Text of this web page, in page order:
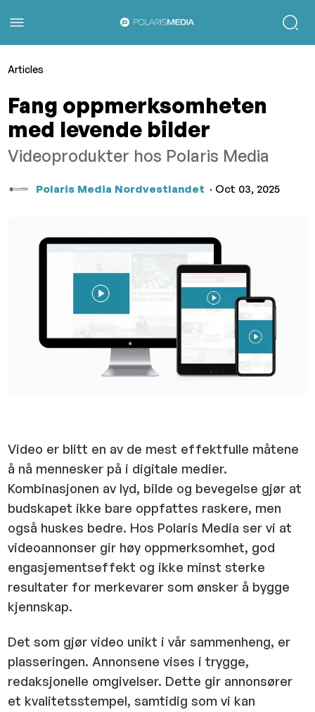
Articles
Fang oppmerksomheten
med levende bilder
Videoprodukter hos Polaris Media
Polaris Media Nordvestlandet · Oct 03, 2025
Video er blitt en av de mest effektfulle måtene
å nå mennesker på i digitale medier.
Kombinasjonen av lyd, bilde og bevegelse gjør at
budskapet ikke bare oppfattes raskere, men
også huskes bedre. Hos Polaris Media ser vi at
videoannonser gir høy oppmerksomhet, god
engasjementseffekt og ikke minst sterke
resultater for merkevarer som ønsker å bygge
kjennskap.
Det som gjør video unikt i vår sammenheng, er
plasseringen. Annonsene vises i trygge,
redaksjonelle omgivelser. Dette gir annonsører
et kvalitetsstempel, samtidig som vi kan